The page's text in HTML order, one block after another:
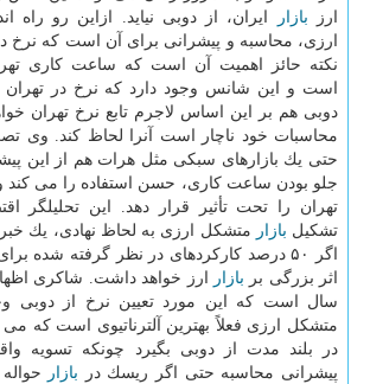
ارز بازار ایران، از دوبی نیاید. ازاین رو راه
ارزی، محاسبه و پیشرانی برای آن است كه نرخ
نكته حائز اهمیت آن است كه ساعت كاری
است و این شانس وجود دارد كه نرخ در تهران
دوبی هم بر این اساس لاجرم تابع نرخ تهران
محاسبات خود ناچار است آنرا لحاظ كند. وی
حتی یك بازارهای سبكی مثل هرات هم از این
جلو بودن ساعت كاری، حسن استفاده را می كند
تهران را تحت تأثیر قرار دهد. این تحلیلگر
تشكیل بازار متشكل ارزی به لحاظ نهادی، یك
اگر ۵۰ درصد كاركردهای در نظر گرفته شده
اثر بزرگی بر بازار
ارز خواهد داشت. شاكری
سال است كه این مورد تعیین نرخ از دوبی
متشكل ارزی فعلاً بهترین آلترناتیوی است كه می
در بلند مدت از دوبی بگیرد چونكه تسویه
پیشرانی محاسبه حتی اگر ریسك در بازار